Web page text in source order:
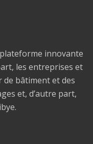
innovante
les entreprises et
de bâtiment et des
et, d’autre part,